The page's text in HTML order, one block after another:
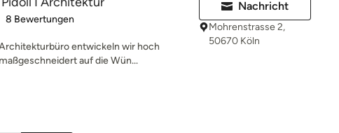
5 von 5 Sternen
8 Bewertungen
entwickeln wir hoch
auf die Wün...
Nachricht
Mohrenstrasse 2,
50670 Köln